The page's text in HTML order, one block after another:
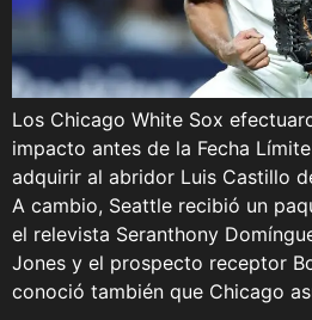
Los Chicago White Sox
impacto antes de la Fecha
adquirir al abridor Luis Castillo
A cambio, Seattle recibió un
el relevista Seranthony
Jones y el prospecto receptor
conoció también que Chicago